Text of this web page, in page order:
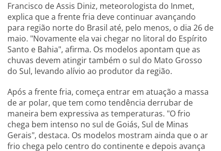
Francisco de Assis Diniz, meteorologista do Inmet,
explica que a frente fria deve continuar avançando
para região norte do Brasil até, pelo menos, o dia 26 de
maio. "Novamente ela vai chegar no litoral do Espírito
Santo e Bahia", afirma. Os modelos apontam que as
chuvas devem atingir também o sul do Mato Grosso
do Sul, levando alívio ao produtor da região.
Após a frente fria, começa entrar em atuação a massa
de ar polar, que tem como tendência derrubar de
maneira bem expressiva as temperaturas. "O frio
chega bem intenso no sul de Goiás, Sul de Minas
Gerais", destaca. Os modelos mostram ainda que o ar
frio chega pelo centro do continente e depois avança